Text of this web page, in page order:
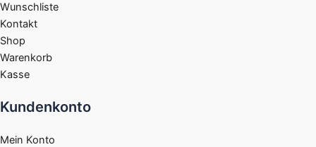
Wunschliste
Kontakt
Shop
Warenkorb
Kasse
Kundenkonto
Mein Konto